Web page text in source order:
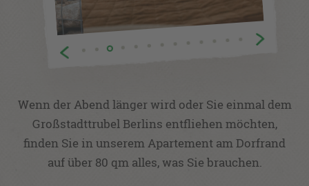
Wenn der Abend länger wird oder Sie einmal dem
Großstadttrubel Berlins entfliehen möchten,
finden Sie in unserem Apartement am Dorfrand
auf über 80 qm alles, was Sie brauchen.